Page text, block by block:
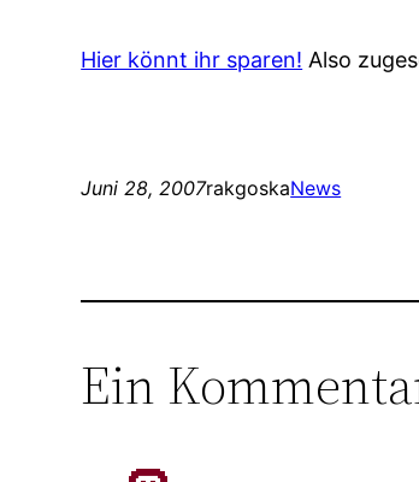
Hier könnt ihr sparen! Also
Juni 28, 2007rakgoskaNews
Ein